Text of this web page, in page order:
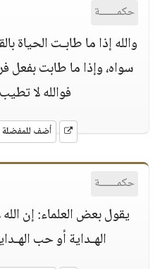
حكمــــــة
والله إذا ما طابـت الحياة
سواه، وإذا ما طابت بفعل
فوالله لا
أضف للمفضلة
حكمــــــة
يقول بعض العلماء: إن
الهـداية أو حب